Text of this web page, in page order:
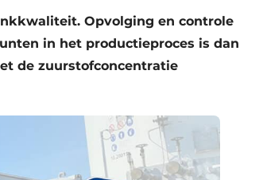
Opvolging en controle
in het productieproces is dan
de zuurstofconcentratie